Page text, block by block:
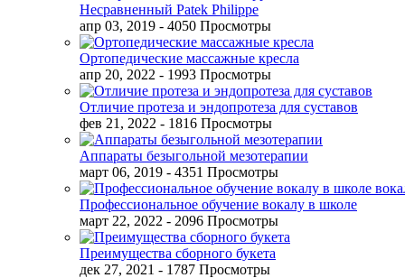
Несравненный Patek Philippe
апр 03, 2019 - 4050 Просмотры
Ортопедические массажные кресла
апр 20, 2022 - 1993 Просмотры
Отличие протеза и эндопротеза для суставов
фев 21, 2022 - 1816 Просмотры
Аппараты безыгольной мезотерапии
март 06, 2019 - 4351 Просмотры
Профессиональное обучение вокалу в школе
март 22, 2022 - 2096 Просмотры
Преимущества сборного букета
дек 27, 2021 - 1787 Просмотры